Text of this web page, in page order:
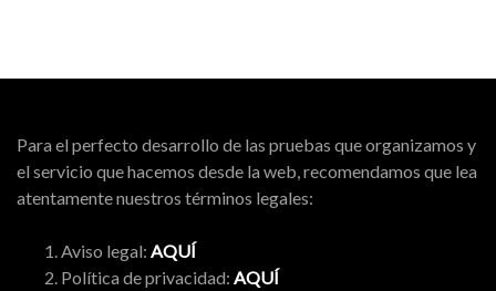
Para el perfecto desarrollo de las pruebas que organizamos y
el servicio que hacemos desde la web, recomendamos que lea
atentamente nuestros términos legales:
Aviso legal: AQUÍ
Política de privacidad: AQUÍ